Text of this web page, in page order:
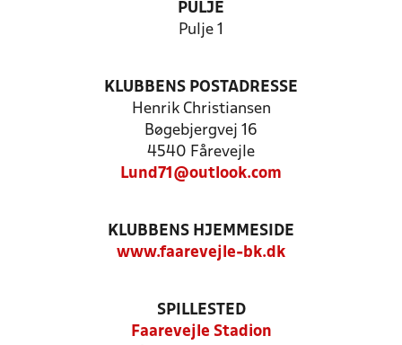
PULJE
Pulje 1
KLUBBENS POSTADRESSE
Henrik Christiansen
Bøgebjergvej 16
4540 Fårevejle
Lund71@outlook.com
KLUBBENS HJEMMESIDE
www.faarevejle-bk.dk
SPILLESTED
Faarevejle Stadion